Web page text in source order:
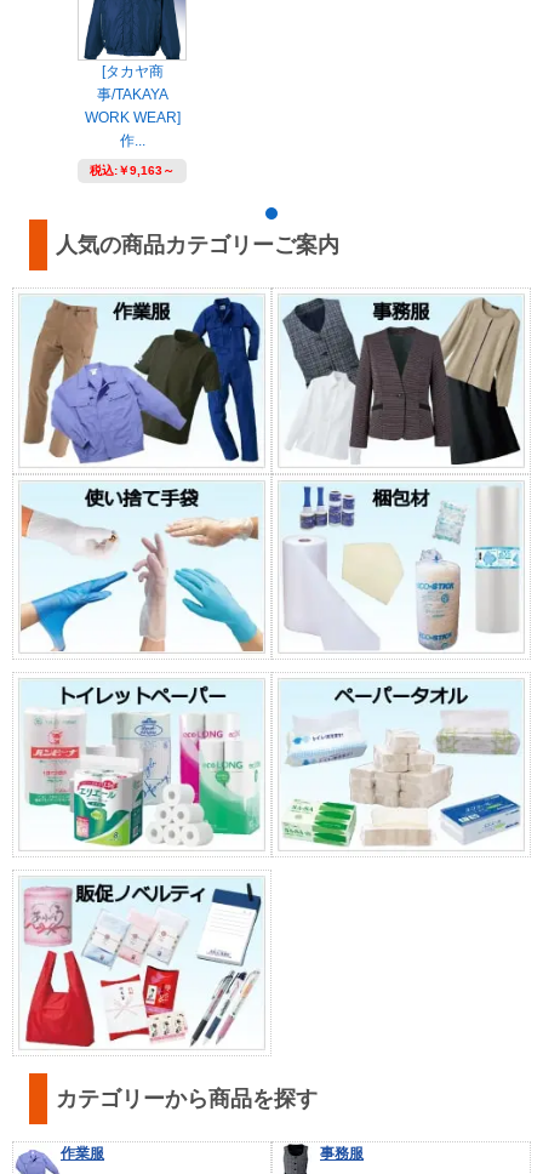
[タカヤ商
事/TAKAYA
WORK WEAR]
作...
税込:￥9,163～
人気の商品カテゴリーご案内
カテゴリーから商品を探す
作業服 事務服